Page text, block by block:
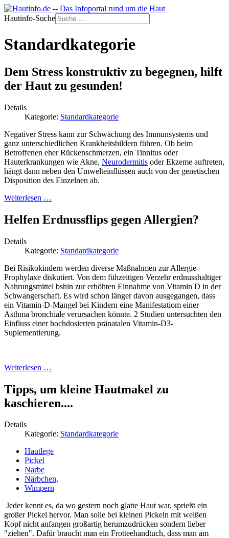
Hautinfo-Suche
Standardkategorie
Dem Stress konstruktiv zu begegnen, hilft
der Haut zu gesunden!
Details
Kategorie: Standardkategorie
Negativer Stress kann zur Schwächung des Immunsystems und
ganz unterschiedlichen Krankheitsbildern führen. Ob beim
Betroffenen eher Rückenschmerzen, ein Tinnitus oder
Hauterkrankungen wie Akne, Neurodermitis oder Ekzeme auftreten,
hängt dann neben den Umwelteinflüssen auch von der genetischen
Disposition des Einzelnen ab.
Weiterlesen …
Helfen Erdnussflips gegen Allergien?
Details
Kategorie: Standardkategorie
Bei Risikokindern werden diverse Maßnahmen zur Allergie-
Prophylaxe diskutiert. Von dem fühzeitigen Verzehr erdnusshaltiger
Nahrungsmittel bshin zur erhöhten Einnahme von Vitamin D in der
Schwangerschaft. Es wird schon länger davon ausgegangen, dass
ein Vitamin-D-Mangel bei Kindern eine Manifestatiom einer
Asthma bronchiale verursachen könnte. 2 Studien untersuchten den
Einfluss einer hochdosierten pränatalen Vitamin-D3-
Suplementierung.
Weiterlesen …
Tipps, um kleine Hautmakel zu
kaschieren....
Details
Kategorie: Standardkategorie
Hautlege
Pickel
Narbe
Närbchen,
Wimpern
Jeder kennt es, da wo gestern noch glatte Haut war, sprießt ein
großer Pickel hervor. Man solle bei kleinen Pickeln mit weißen
Kopf nicht anfangen großartig herumzudrücken sondern lieber
"ziehen". Dafür braucht man ein Frotteehandtuch, dass man am